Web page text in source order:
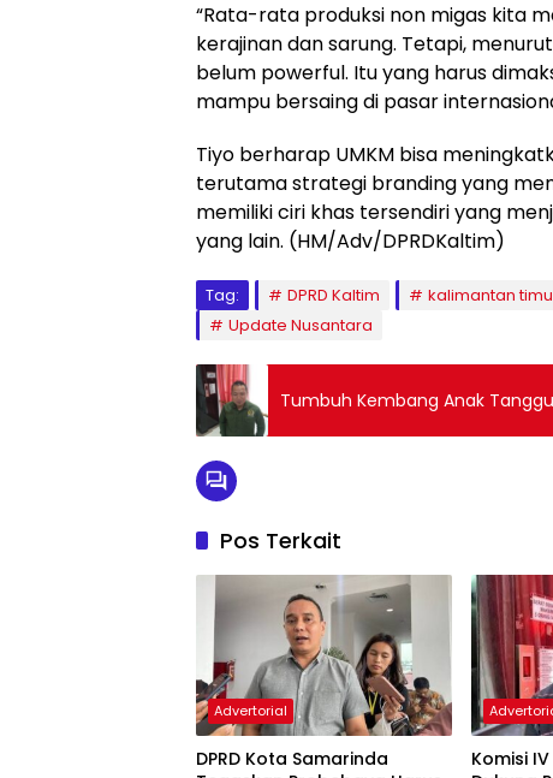
“Rata-rata produksi non migas kita
kerajinan dan sarung. Tetapi,
belum powerful. Itu yang harus
mampu bersaing di pasar
Tiyo berharap UMKM bisa
terutama strategi branding yang
memiliki ciri khas tersendiri yang
yang lain. (HM/Adv/DPRDKaltim)
Tag: DPRD Kaltim kalimantan
Update Nusantara
Tumbuh Kembang Anak
Pos Terkait
Advertorial
DPRD Kota Samarinda
Komisi